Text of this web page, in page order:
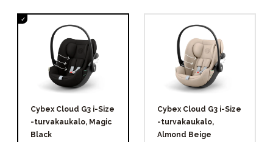
Cybex Cloud G3 i-Size
-turvakaukalo, Magic
Black
Cybex Cloud G3 i-Size
-turvakaukalo,
Almond Beige